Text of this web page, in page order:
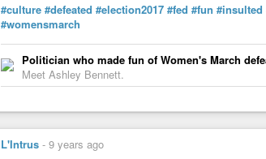
#culture #defeated #election2017 #fed #fun #insulted
#womensmarch
Politician who made fun of Women's March
Meet Ashley Bennett.
L'Intrus - 9 years ago